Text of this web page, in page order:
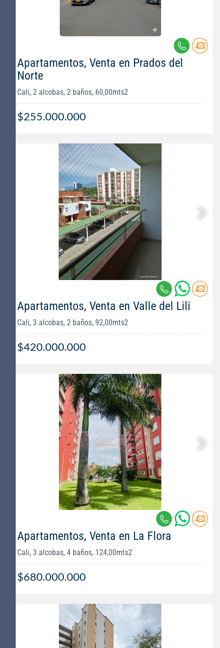
Apartamentos, Venta en Prados del
Norte
Cali, 2 alcobas, 2 baños, 60,00mts2
$255.000.000
Apartamentos, Venta en Valle del Lili
Cali, 3 alcobas, 2 baños, 92,00mts2
$420.000.000
Apartamentos, Venta en La Flora
Cali, 3 alcobas, 4 baños, 124,00mts2
$680.000.000